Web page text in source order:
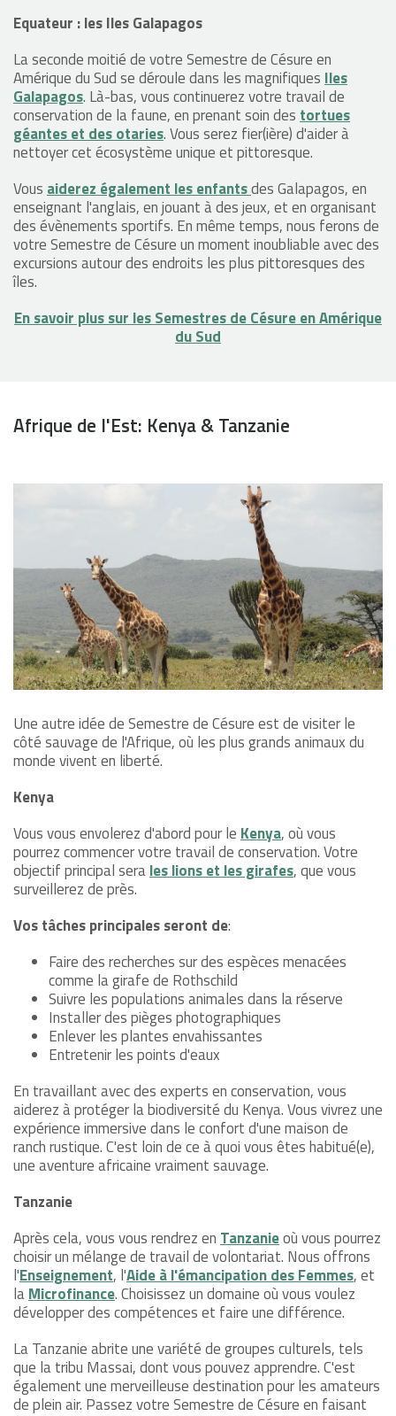
Equateur : les Iles Galapagos
La seconde moitié de votre Semestre de Césure en
Amérique du Sud se déroule dans les magnifiques Iles
Galapagos. Là-bas, vous continuerez votre travail de
conservation de la faune, en prenant soin des tortues
géantes et des otaries. Vous serez fier(ière) d'aider à
nettoyer cet écosystème unique et pittoresque.
Vous aiderez également les enfantsdes Galapagos, en
enseignant l'anglais, en jouant à des jeux, et en organisant
des évènements sportifs. En même temps, nous ferons de
votre Semestre de Césure un moment inoubliable avec des
excursions autour des endroits les plus pittoresques des
îles.
En savoir plus sur les Semestres de Césure en Amérique
du Sud
Afrique de l'Est: Kenya & Tanzanie
Une autre idée de Semestre de Césure est de visiter le
côté sauvage de l'Afrique, où les plus grands animaux du
monde vivent en liberté.
Kenya
Vous vous envolerez d'abord pour le Kenya, où vous
pourrez commencer votre travail de conservation. Votre
objectif principal serales lions et les girafes, que vous
surveillerez de près.
Vos tâches principales seront de:
Faire des recherches sur des espèces menacées
comme la girafe de Rothschild
Suivre les populations animales dans la réserve
Installer des pièges photographiques
Enlever les plantes envahissantes
Entretenir les points d'eaux
En travaillant avec des experts en conservation, vous
aiderez à protéger la biodiversité du Kenya. Vous vivrez une
expérience immersive dans le confort d'une maison de
ranch rustique. C'est loin de ce à quoi vous êtes habitué(e),
une aventure africaine vraiment sauvage.
Tanzanie
Après cela, vous vous rendrez en Tanzanieoù vous pourrez
choisir un mélange de travail de volontariat. Nous offrons
l'Enseignement, l'Aide à l'émancipation des Femmes, et
laMicrofinance. Choisissez un domaine où vous voulez
développer des compétences et faire une différence.
La Tanzanie abrite une variété de groupes culturels, tels
que la tribu Massai, dont vous pouvez apprendre. C'est
également une merveilleuse destination pour les amateurs
de plein air. Passez votre Semestre de Césure en faisant